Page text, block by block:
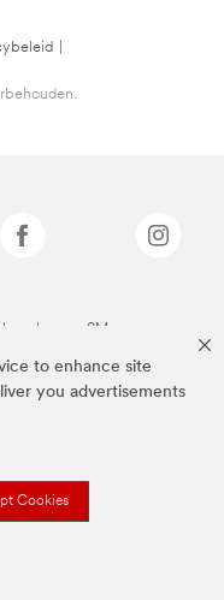
to enhance site
you advertisements
Cookies
van 3M.we